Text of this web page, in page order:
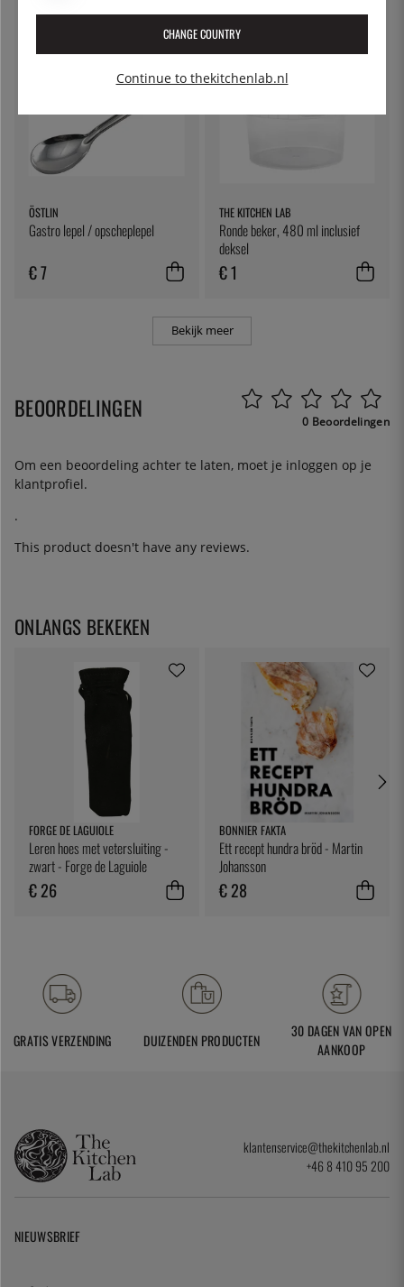
ÖSTLIN
Gastro lepel / opscheplepel
€ 7
THE KITCHEN LAB
Ronde beker, 480 ml inclusief
deksel
€ 1
Bekijk meer
BEOORDELINGEN 0 Beoordelingen
Om een beoordeling achter te laten, moet je inloggen op je
klantprofiel.
.
This product doesn't have any reviews.
ONLANGS BEKEKEN
FORGE DE LAGUIOLE
Leren hoes met vetersluiting -
zwart - Forge de Laguiole
€ 26
BONNIER FAKTA
Ett recept hundra bröd - Martin
Johansson
€ 28
GRATIS VERZENDING DUIZENDEN PRODUCTEN
30 DAGEN VAN OPEN
AANKOOP
klantenservice@thekitchenlab.nl
+46 8 410 95 200
NIEUWSBRIEF
CHANGE COUNTRY
Continue to thekitchenlab.nl